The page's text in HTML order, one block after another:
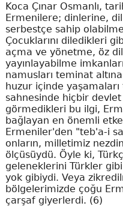
Koca Çınar Osmanlı,
Ermenilere; dinlerine,
serbestçe sahip
Çocuklarını diledikleri
açma ve yönetme, öz
yayınlayabilme
namusları teminat
huzur içinde
sahnesinde hiçbir
görmedikleri bu ilgi,
bağlayan en önemli
Ermeniler'den "teb'a-i
onların, milletimiz
ölçüsüydü. Öyle ki,
geleneklerini Türkler
yok gibiydi. Veya
bölgelerimizde çoğu
çarşaf giyerlerdi. (6)